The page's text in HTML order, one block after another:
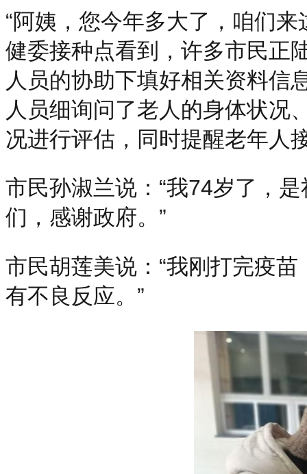
“阿姨，您今年多大了，咱们
健委接种点看到，许多市民正
人员的协助下填好相关资料信
人员细询问了老人的身体状况
况进行评估，同时提醒老年人
市民孙淑兰说：“我74岁了，
们，感谢政府。”
市民胡莲美说：“我刚打完疫
有不良反应。”